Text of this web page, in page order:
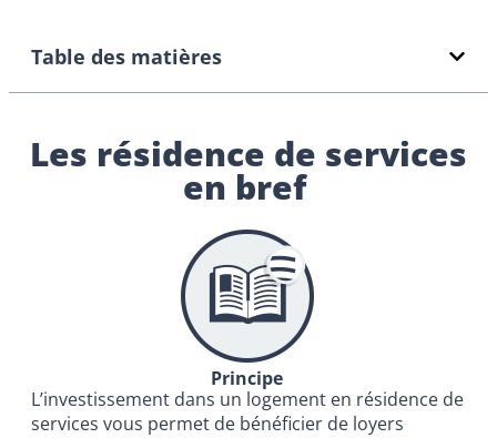
Table des matières
Les résidence de services
en bref
Principe
L’investissement dans un logement en résidence de
services vous permet de bénéficier de loyers